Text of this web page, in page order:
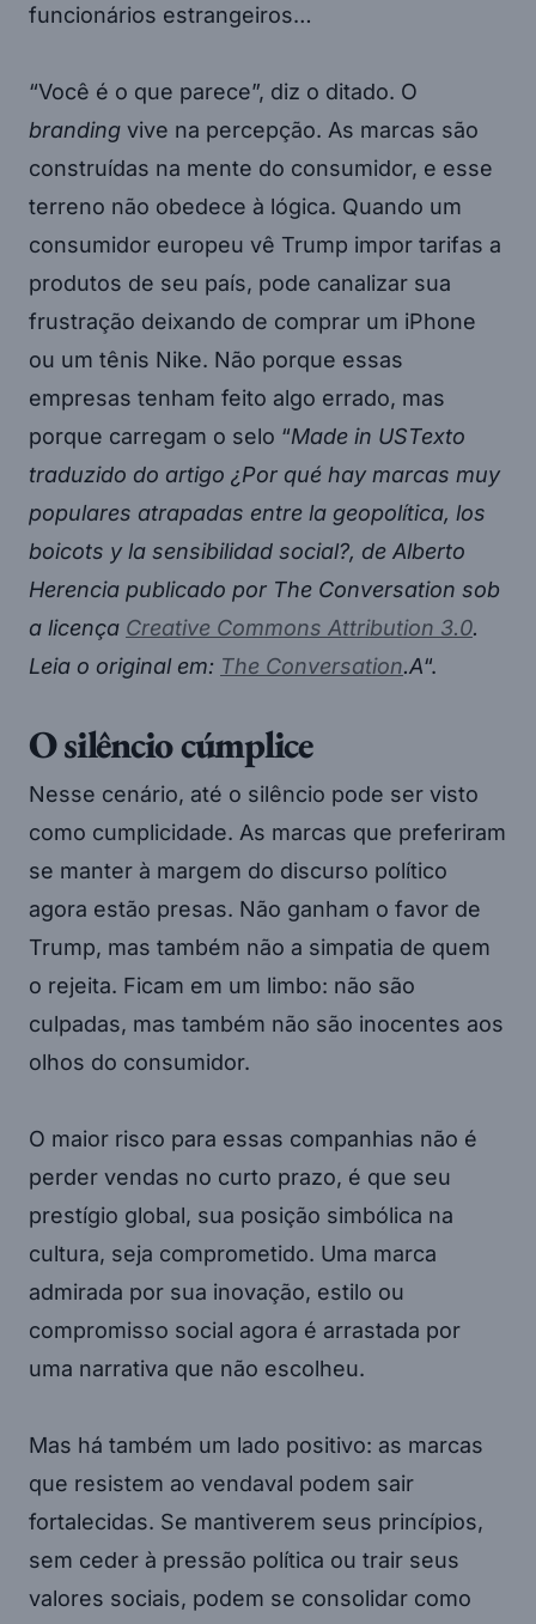
funcionários estrangeiros…
“Você é o que parece”, diz o ditado. O
branding vive na percepção. As marcas são
construídas na mente do consumidor, e esse
terreno não obedece à lógica. Quando um
consumidor europeu vê Trump impor tarifas a
produtos de seu país, pode canalizar sua
frustração deixando de comprar um iPhone
ou um tênis Nike. Não porque essas
empresas tenham feito algo errado, mas
porque carregam o selo “Made in USTexto
traduzido do artigo ¿Por qué hay marcas muy
populares atrapadas entre la geopolítica, los
boicots y la sensibilidad social?, de Alberto
Herencia publicado por The Conversation sob
a licença Creative Commons Attribution 3.0.
Leia o original em: The Conversation.A“.
O silêncio cúmplice
Nesse cenário, até o silêncio pode ser visto
como cumplicidade. As marcas que preferiram
se manter à margem do discurso político
agora estão presas. Não ganham o favor de
Trump, mas também não a simpatia de quem
o rejeita. Ficam em um limbo: não são
culpadas, mas também não são inocentes aos
olhos do consumidor.
O maior risco para essas companhias não é
perder vendas no curto prazo, é que seu
prestígio global, sua posição simbólica na
cultura, seja comprometido. Uma marca
admirada por sua inovação, estilo ou
compromisso social agora é arrastada por
uma narrativa que não escolheu.
Mas há também um lado positivo: as marcas
que resistem ao vendaval podem sair
fortalecidas. Se mantiverem seus princípios,
sem ceder à pressão política ou trair seus
valores sociais, podem se consolidar como